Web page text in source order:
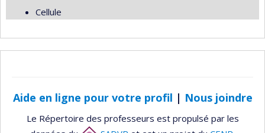
Cellule
Aide en ligne pour votre profil | Nous joindre
Le Répertoire des professeurs est propulsé par les